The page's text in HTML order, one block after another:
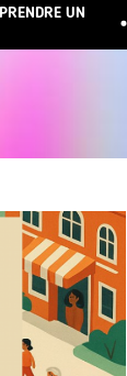
UN